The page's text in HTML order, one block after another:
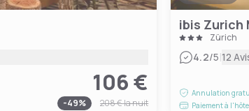
106 €
-49% 208 €la nuit
ibis Zurich
Zürich
4.2/5|12
Annulation
Paiement à